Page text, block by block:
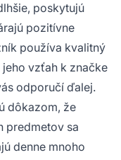
poskytujú
pozitívne
používa kvalitný
vzťah k značke
odporučí ďalej.
dôkazom, že
predmetov sa
denne mnoho